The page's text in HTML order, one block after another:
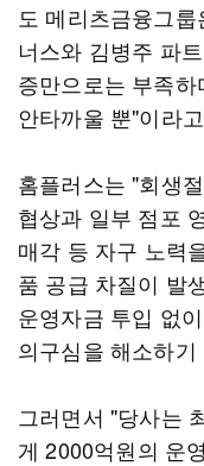
도 메리츠금융그
너스와 김병주 파
증만으로는 부족
안타까울 뿐"이라
홈플러스는 "회생
협상과 일부 점포
매각 등 자구 노력
품 공급 차질이 발
운영자금 투입 없
의구심을 해소하
그러면서 "당사는
게 2000억원의 운